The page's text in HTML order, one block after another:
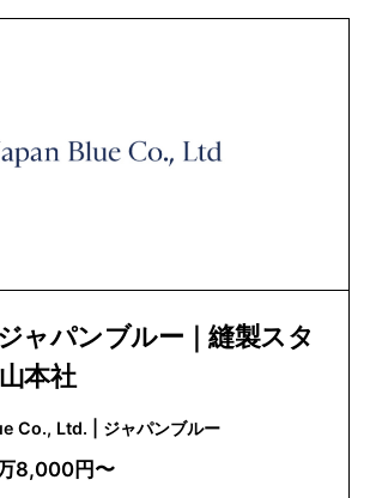
ャパンブルー｜縫製スタ
本社
Japan Blue Co., Ltd. | ジャパンブルー
8,000円〜